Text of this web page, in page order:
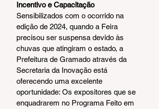
Incentivo e Capacitação
Sensibilizados com o ocorrido na
edição de 2024, quando a Feira
precisou ser suspensa devido às
chuvas que atingiram o estado, a
Prefeitura de Gramado através da
Secretaria da Inovação está
oferecendo uma excelente
oportunidade: Os expositores que se
enquadrarem no Programa Feito em